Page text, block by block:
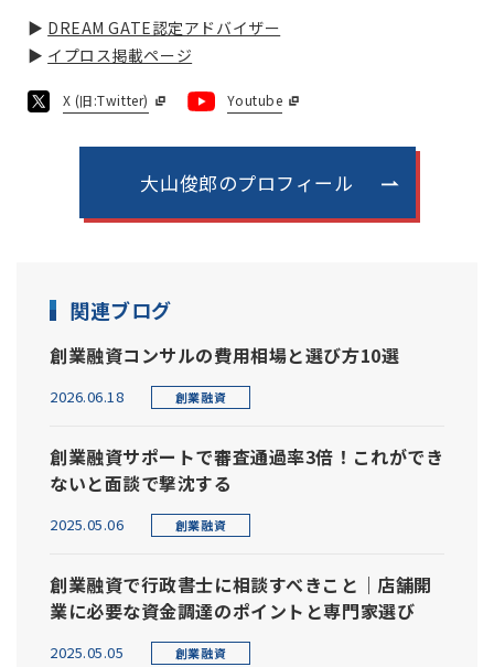
▶ DREAM GATE認定アドバイザー
▶ イプロス掲載ページ
X (旧:Twitter) Youtube
大山俊郎のプロフィール
関連ブログ
2026.06.18 創業融資
創業融資コンサルの費用相場と選び方10選
2025.05.06 創業融資
創業融資サポートで審査通過率3倍！これができ
ないと面談で撃沈する
2025.05.05 創業融資
創業融資で行政書士に相談すべきこと｜店舗開
業に必要な資金調達のポイントと専門家選び